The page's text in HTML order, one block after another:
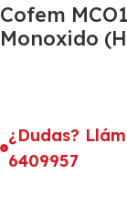
Cofem
Monoxido
¿Dudas?
6409957